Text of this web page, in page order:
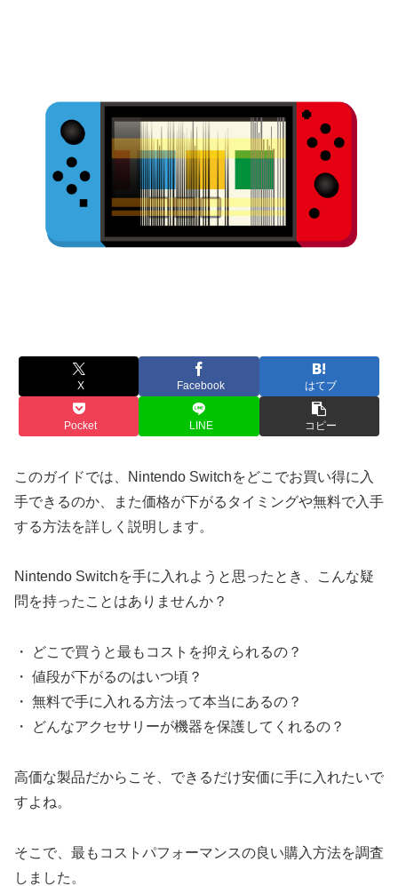
X Facebook はてブ
Pocket LINE コピー
このガイドでは、Nintendo Switchをどこでお買い得に入
手できるのか、また価格が下がるタイミングや無料で入手
する方法を詳しく説明します。
Nintendo Switchを手に入れようと思ったとき、こんな疑
問を持ったことはありませんか？
・ どこで買うと最もコストを抑えられるの？
・ 値段が下がるのはいつ頃？
・ 無料で手に入れる方法って本当にあるの？
・ どんなアクセサリーが機器を保護してくれるの？
高価な製品だからこそ、できるだけ安価に手に入れたいで
すよね。
そこで、最もコストパフォーマンスの良い購入方法を調査
しました。